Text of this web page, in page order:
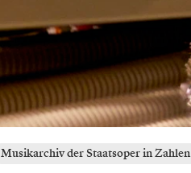
Musikarchiv der Staatsoper in